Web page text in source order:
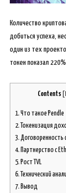
Количество
добиться успеха,
один из тех
токен показал
Contents
1. Что такое Pendle
2. Токенизация
3. Договоренность
4. Партнерство с
5. Рост TVL
6. Технический
7. Вывод